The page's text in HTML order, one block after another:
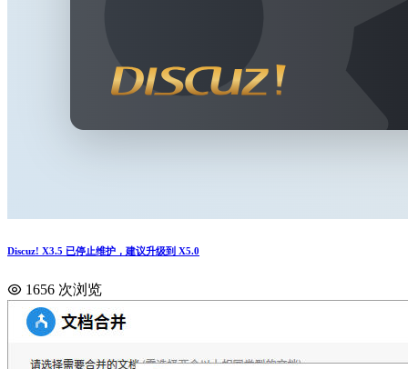
Discuz! X3.5 已停止维护，建议升级到 X5.0
1656 次浏览